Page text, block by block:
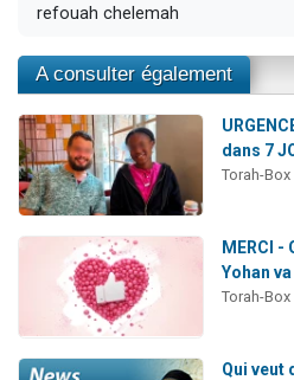
refouah chelemah
A consulter également
dans 7
Torah-
MERCI
Yohan
Torah-
Qui veut